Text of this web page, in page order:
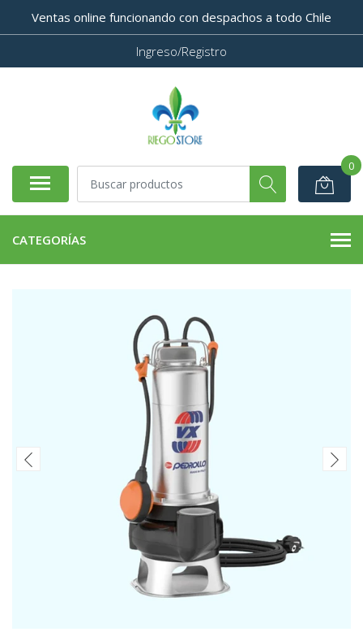
Ventas online funcionando con despachos a todo Chile
Ingreso/Registro
0
CATEGORÍAS